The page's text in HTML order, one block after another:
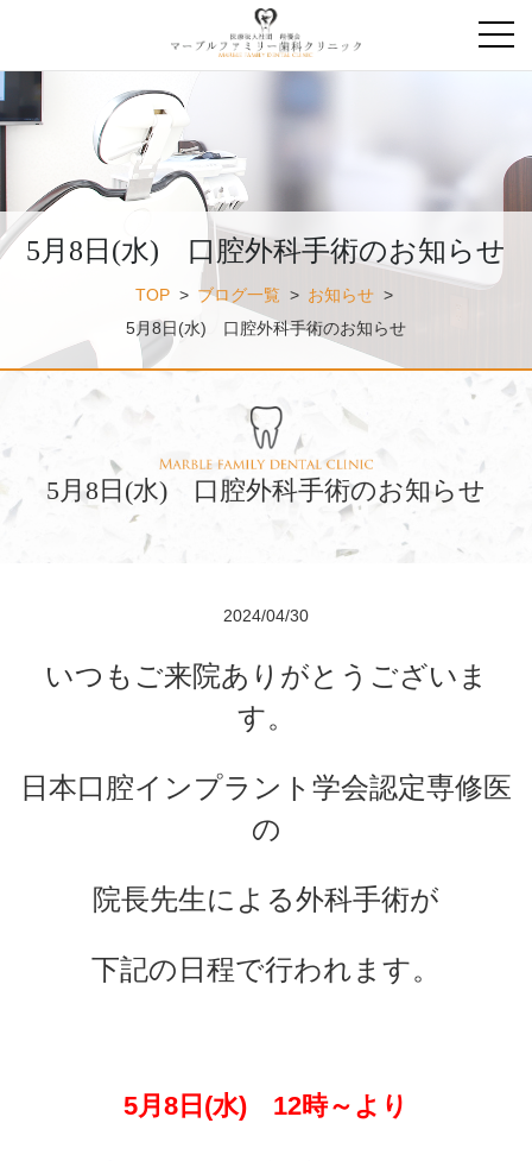
5月8日(水) 口腔外科手術のお知らせ
TOP> ブログ一覧> お知らせ>
5月8日(水) 口腔外科手術のお知らせ
5月8日(水) 口腔外科手術のお知らせ
2024/04/30
いつもご来院ありがとうございま
す。
日本口腔インプラント学会認定専修医
の
院長先生による外科手術が
下記の日程で行われます。
5月8 日(水) 12時～より